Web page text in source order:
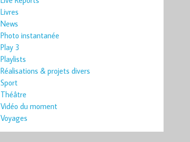
Livres
News
Photo instantanée
Play 3
Playlists
Réalisations & projets divers
Sport
Théâtre
Vidéo du moment
Voyages